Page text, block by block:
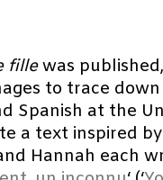
fillewas
to trace
Spanish at the
a text inspired
Hannah